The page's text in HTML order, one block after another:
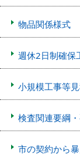
物品関係様式
週休2日制確保
小規模工事等
検査関連要綱
市の契約から